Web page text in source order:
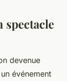
spectacle
devenue
événement